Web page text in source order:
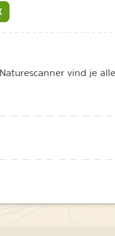
vind je